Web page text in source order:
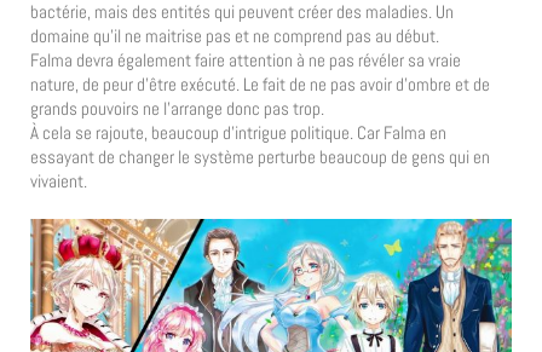
bactérie, mais des entités qui peuvent créer des maladies. Un
domaine qu’il ne maitrise pas et ne comprend pas au début.
Falma devra également faire attention à ne pas révéler sa vraie
nature, de peur d’être exécuté. Le fait de ne pas avoir d’ombre et de
grands pouvoirs ne l’arrange donc pas trop.
À cela se rajoute, beaucoup d’intrigue politique. Car Falma en
essayant de changer le système perturbe beaucoup de gens qui en
vivaient.